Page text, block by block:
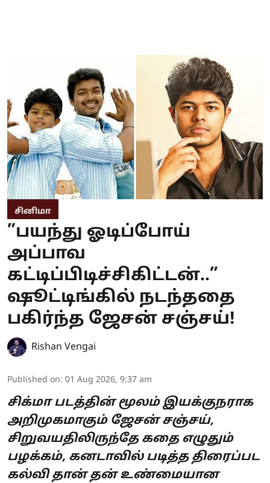
சினிமா
”பயந்து ஓடிப்போய்
அப்பாவ
கட்டிப்பிடிச்சிகிட்டன்..”
ஷூட்டிங்கில் நடந்ததை
பகிர்ந்த ஜேசன் சஞ்சய்!
Rishan Vengai
Published on: 01 Aug 2026, 9:37 am
சிக்மா படத்தின் மூலம் இயக்குநராக
அறிமுகமாகும் ஜேசன் சஞ்சய்,
சிறுவயதிலிருந்தே கதை எழுதும்
பழக்கம், கனடாவில் படித்த திரைப்பட
கல்வி தான் தன் உண்மையான